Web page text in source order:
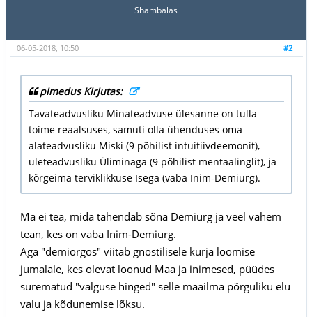
Shambalas
#2
06-05-2018, 10:50
pimedus Kirjutas:
Tavateadvusliku Minateadvuse ülesanne on tulla
toime reaalsuses, samuti olla ühenduses oma
alateadvusliku Miski (9 põhilist intuitiivdeemonit),
ületeadvusliku Üliminaga (9 põhilist mentaalinglit), ja
kõrgeima terviklikkuse Isega (vaba Inim-Demiurg).
Ma ei tea, mida tähendab sõna Demiurg ja veel vähem
tean, kes on vaba Inim-Demiurg.
Aga "demiorgos" viitab gnostilisele kurja loomise
jumalale, kes olevat loonud Maa ja inimesed, püüdes
surematud "valguse hinged" selle maailma põrguliku elu
valu ja kõdunemise lõksu.